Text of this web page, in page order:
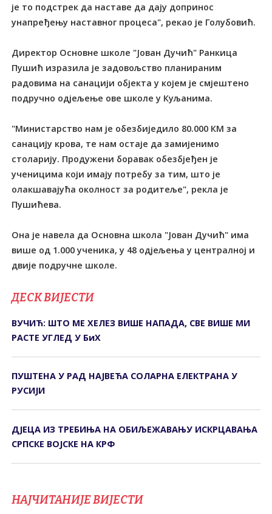
је то подстрек да наставе да дају допринос
унапређењу наставног процеса", рекао је Голубовић.
Директор Основне школе "Јован Дучић" Ранкица
Пушић изразила је задовољство планираним
радовима на санацији објекта у којем је смјештено
подручно одјељење ове школе у Куљанима.
"Министарство нам је обезбиједило 80.000 КМ за
санацију крова, те нам остаје да замијенимо
столарију. Продужени боравак обезбјеђен је
ученицима који имају потребу за тим, што је
олакшавајућа околност за родитеље", рекла је
Пушићева.
Она је навела да Основна школа "Јован Дучић" има
више од 1.000 ученика, у 48 одјељења у централној и
двије подручне школе.
ДЕСК ВИЈЕСТИ
ВУЧИЋ: ШТО МЕ ХЕЛЕЗ ВИШЕ НАПАДА, СВЕ ВИШЕ МИ
РАСТЕ УГЛЕД У БиХ
ПУШТЕНА У РАД НАЈВЕЋА СОЛАРНА ЕЛЕКТРАНА У
РУСИЈИ
ДЈЕЦА ИЗ ТРЕБИЊА НА ОБИЉЕЖАВАЊУ ИСКРЦАВАЊА
СРПСКЕ ВОЈСКЕ НА КРФ
НАЈЧИТАНИЈЕ ВИЈЕСТИ